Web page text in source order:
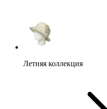
Летняя коллекция